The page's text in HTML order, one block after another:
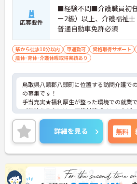
応募要件
■経験不問■介護職員初
ー2級）以上、介護福祉
普通自動車免許必須
駅から徒歩10分以内 車通勤可 資格取得サポート
産休･育休･介護休暇取得実績あり
鳥取県八頭郡八頭町に位置する訪問介護で
の募集です！
手当充実★福利厚生が整った環境での就業
ご興味ある方には、面接対策ポイントなど
詳細をお話しいたしますのでお気軽にご相
い。
詳細を見る 無料